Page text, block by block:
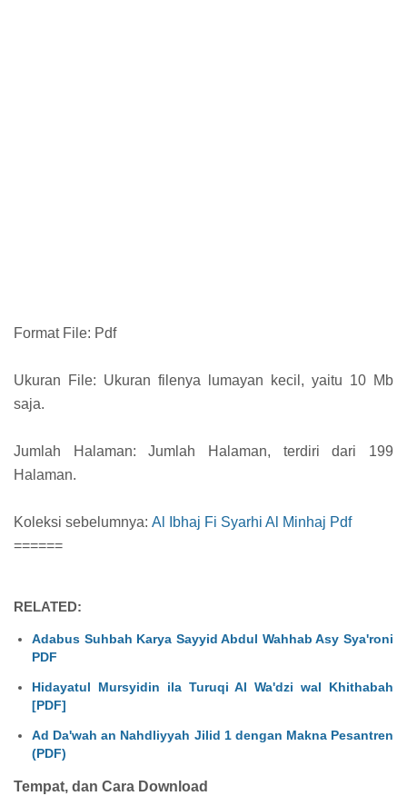
Format File: Pdf
Ukuran File: Ukuran filenya lumayan kecil, yaitu 10 Mb
saja.
Jumlah Halaman: Jumlah Halaman, terdiri dari 199
Halaman.
Koleksi sebelumnya: Al Ibhaj Fi Syarhi Al Minhaj Pdf
======
RELATED:
Adabus Suhbah Karya Sayyid Abdul Wahhab Asy Sya'roni
PDF
Hidayatul Mursyidin ila Turuqi Al Wa'dzi wal Khithabah
[PDF]
Ad Da'wah an Nahdliyyah Jilid 1 dengan Makna Pesantren
(PDF)
Tempat, dan Cara Download